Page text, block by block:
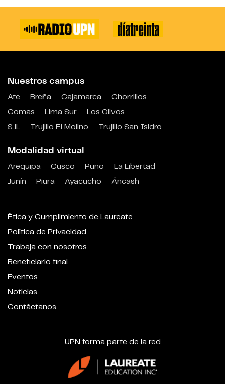
Nuestros campus
Ate Breña Cajamarca
Chorrillos
Comas
Lima Sur
Los Olivos
SJL
Trujillo El Molino Trujillo San Isidro
Modalidad virtual
Arequipa Cusco Puno
La Libertad
Junín
Piura Ayacucho Áncash
Ética y Cumplimiento de Laureate
Política de Privacidad
Trabaja con nosotros
Beneficiario final
Eventos
Noticias
Contáctanos
UPN forma parte de la red